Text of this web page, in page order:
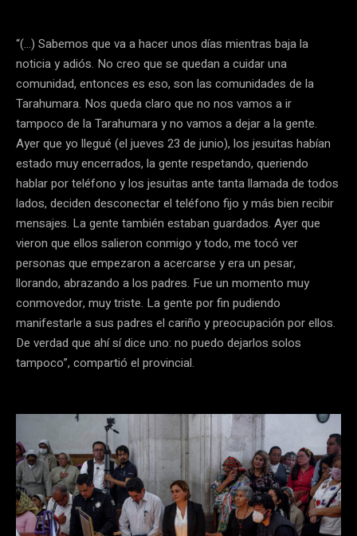
“(…) Sabemos que va a hacer unos días mientras baja la
noticia y adiós. No creo que se quedan a cuidar una
comunidad, entonces es eso, son las comunidades de la
Tarahumara. Nos queda claro que no nos vamos a ir
tampoco de la Tarahumara y no vamos a dejar a la gente.
Ayer que yo llegué (el jueves 23 de junio), los jesuitas habían
estado muy encerrados, la gente respetando, queriendo
hablar por teléfono y los jesuitas ante tanta llamada de todos
lados, deciden desconectar el teléfono fijo y más bien recibir
mensajes. La gente también estaban guardados. Ayer que
vieron que ellos salieron conmigo y todo, me tocó ver
personas que empezaron a acercarse y era un pesar,
llorando, abrazando a los padres. Fue un momento muy
conmovedor, muy triste. La gente por fin pudiendo
manifestarle a sus padres el cariño y preocupación por ellos.
De verdad que ahí sí dice uno: no puedo dejarlos solos
tampoco”, compartió el provincial.